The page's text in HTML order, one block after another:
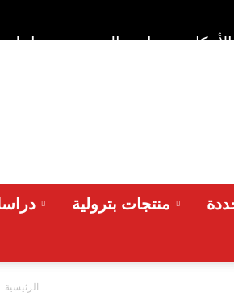
اعلن سياسة الخصوصية
منتجات بترولية
الرئيسية